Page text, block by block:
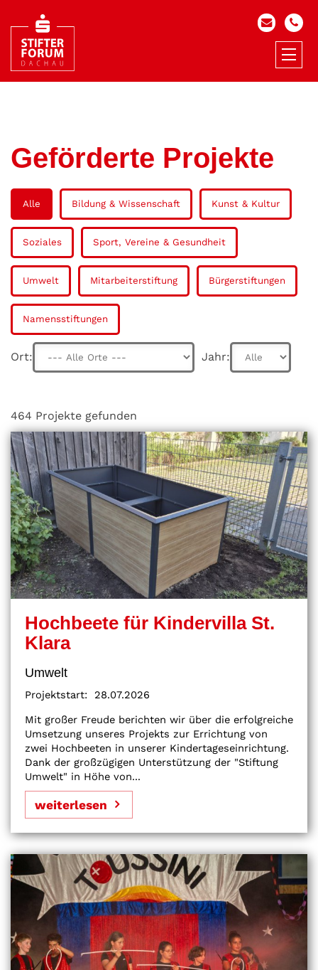
Geförderte Projekte
Alle Bildung & Wissenschaft Kunst & Kultur
Soziales Sport, Vereine & Gesundheit
Umwelt Mitarbeiterstiftung Bürgerstiftungen
Namensstiftungen
Ort: Jahr:
464 Projekte gefunden
Hochbeete für Kindervilla St.
Klara
Umwelt
Projektstart:
28.07.2026
Mit großer Freude berichten wir über die erfolgreiche
Umsetzung unseres Projekts zur Errichtung von
zwei Hochbeeten in unserer Kindertageseinrichtung.
Dank der großzügigen Unterstützung der "Stiftung
Umwelt" in Höhe von...
weiterlesen